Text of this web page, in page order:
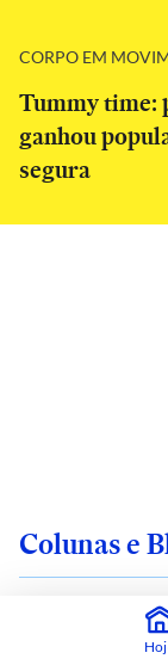
CORPO EM
Tummy time:
ganhou
segura
Colunas e